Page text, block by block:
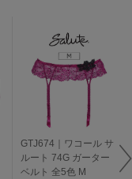
GTJ674｜ワコール サ
ルート 74G ガーター
ベルト 全5色 M